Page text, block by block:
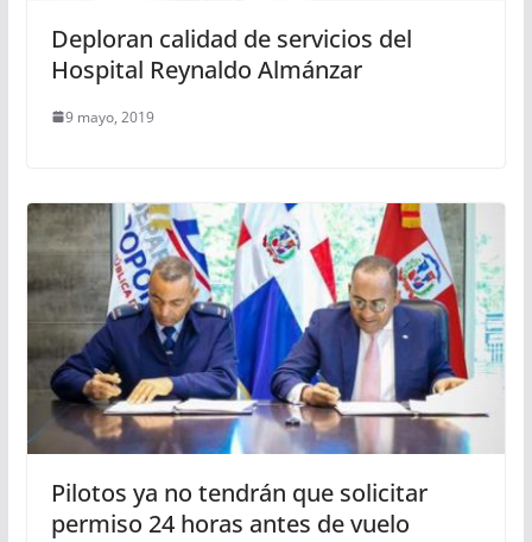
Deploran calidad de servicios del
Hospital Reynaldo Almánzar
9 mayo, 2019
Pilotos ya no tendrán que solicitar
permiso 24 horas antes de vuelo